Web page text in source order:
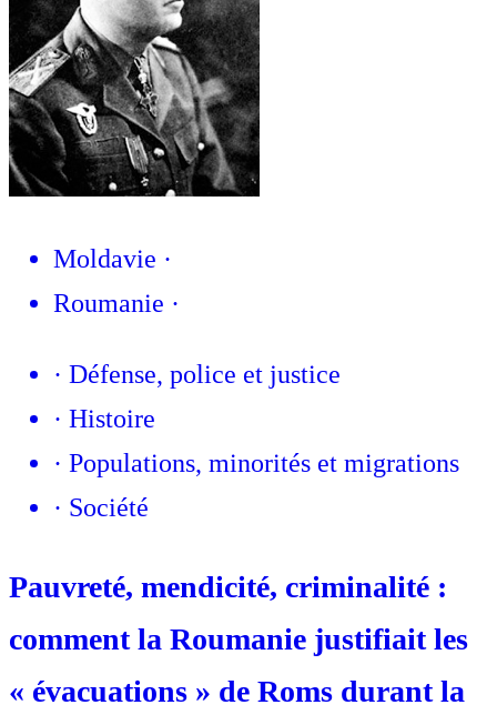
Moldavie ·
Roumanie ·
· Défense, police et justice
· Histoire
· Populations, minorités et migrations
· Société
Pauvreté, mendicité, criminalité :
comment la Roumanie justifiait les
« évacuations » de Roms durant la